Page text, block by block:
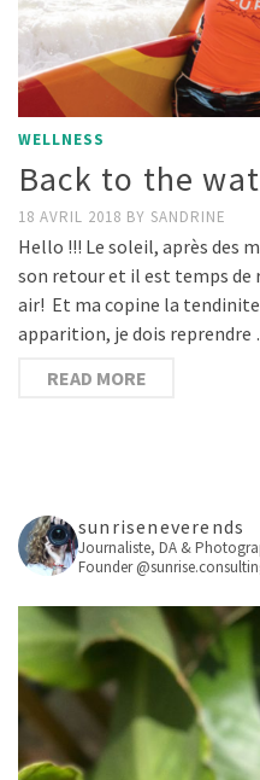
WELLNESS
Back to the
18 AVRIL 2018 BY SANDRINE
Hello !!! Le soleil, après des
son retour et il est temps de
air! Et ma copine la
apparition, je dois
READ MORE
sunriseneverends
Journaliste, DA &
Founder